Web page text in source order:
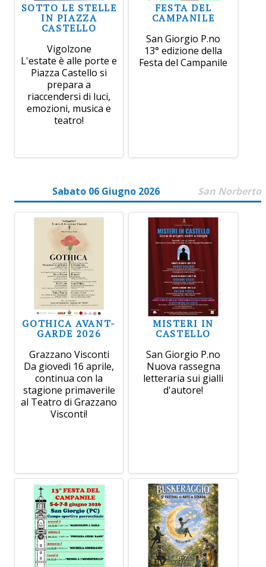
SOTTO LE STELLE
IN PIAZZA
CASTELLO
Vigolzone
L'estate è alle porte e
Piazza Castello si
prepara a
riaccendersi di luci,
emozioni, musica e
teatro!
FESTA DEL
CAMPANILE
San Giorgio P.no
13° edizione della
Festa del Campanile
Sabato 06 Giugno 2026 San Norberto
GOTHICA AVANT-
GARDE 2026
Grazzano Visconti
Da giovedì 16 aprile,
continua con la
stagione primaverile
al Teatro di Grazzano
Visconti!
MISTERI IN
CASTELLO
San Giorgio P.no
Nuova rassegna
letteraria sui gialli
d'autore!